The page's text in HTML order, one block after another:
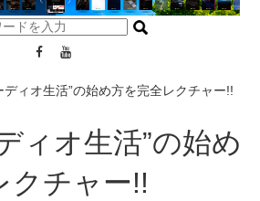
ディオ生活”の始め方を完全レクチャー!!
ィオ生活”の始め
クチャー!!